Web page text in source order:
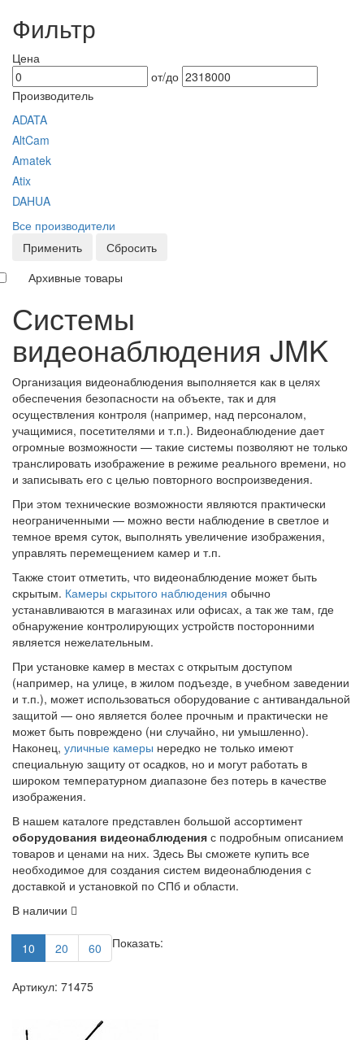
Фильтр
Цена
от/до
Производитель
ADATA
AltCam
Amatek
Atix
DAHUA
Все производители
Применить
Сбросить
Архивные товары
Системы
видеонаблюдения JMK
Организация видеонаблюдения выполняется как в целях
обеспечения безопасности на объекте, так и для
осуществления контроля (например, над персоналом,
учащимися, посетителями и т.п.). Видеонаблюдение дает
огромные возможности — такие системы позволяют не только
транслировать изображение в режиме реального времени, но
и записывать его с целью повторного воспроизведения.
При этом технические возможности являются практически
неограниченными — можно вести наблюдение в светлое и
темное время суток, выполнять увеличение изображения,
управлять перемещением камер и т.п.
Также стоит отметить, что видеонаблюдение может быть
скрытым. Камеры скрытого наблюдения обычно
устанавливаются в магазинах или офисах, а так же там, где
обнаружение контролирующих устройств посторонними
является нежелательным.
При установке камер в местах с открытым доступом
(например, на улице, в жилом подъезде, в учебном заведении
и т.п.), может использоваться оборудование с антивандальной
защитой — оно является более прочным и практически не
может быть повреждено (ни случайно, ни умышленно).
Наконец, уличные камеры нередко не только имеют
специальную защиту от осадков, но и могут работать в
широком температурном диапазоне без потерь в качестве
изображения.
В нашем каталоге представлен большой ассортимент
оборудования видеонаблюдения с подробным описанием
товаров и ценами на них. Здесь Вы сможете купить все
необходимое для создания систем видеонаблюдения с
доставкой и установкой по СПб и области.
В наличии
Показать:
10 20 60
Артикул: 71475